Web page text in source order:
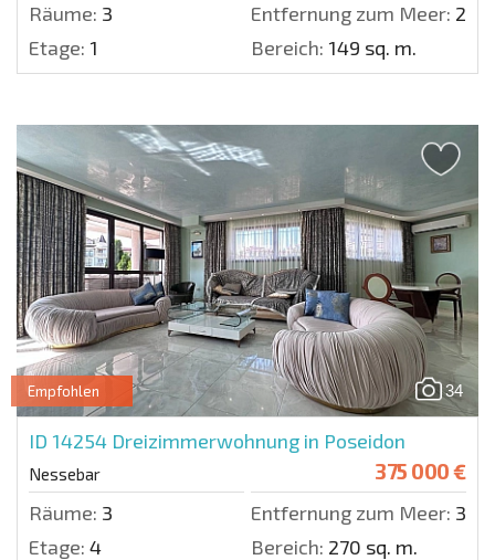
Räume: 3 Entfernung zum Meer: 20
Etage: 1 Bereich: 149 sq. m.
34
Empfohlen
ID 14254 Dreizimmerwohnung in Poseidon
Nessebar 375 000 €
Räume: 3 Entfernung zum Meer: 350
Etage: 4 Bereich: 270 sq. m.